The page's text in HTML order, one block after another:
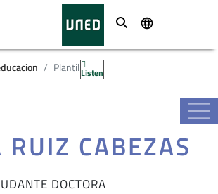
Buscar
PlantillaListen
CABEZAS
DOCTORA